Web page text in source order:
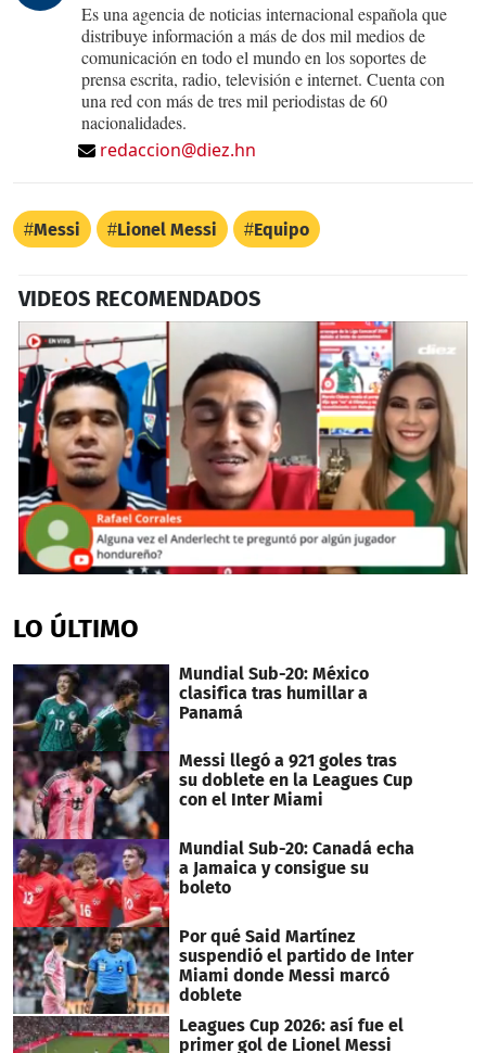
Es una agencia de noticias internacional española que
distribuye información a más de dos mil medios de
comunicación en todo el mundo en los soportes de
prensa escrita, radio, televisión e internet. Cuenta con
una red con más de tres mil periodistas de 60
nacionalidades.
redaccion@diez.hn
Messi Lionel Messi Equipo
VIDEOS RECOMENDADOS
of
1
30
seconds
LO ÚLTIMO
Mundial Sub-20: México
clasifica tras humillar a
Panamá
Messi llegó a 921 goles tras
su doblete en la Leagues Cup
con el Inter Miami
Mundial Sub-20: Canadá echa
a Jamaica y consigue su
boleto
Por qué Said Martínez
suspendió el partido de Inter
Miami donde Messi marcó
doblete
Leagues Cup 2026: así fue el
primer gol de Lionel Messi